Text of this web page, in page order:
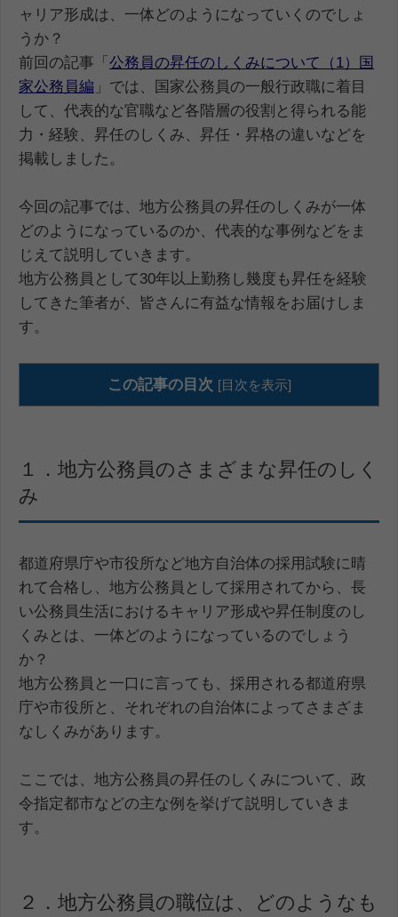
ャリア形成は、一体どのようになっていくのでしょ
うか？
前回の記事「 公務員の昇任のしくみについて（1）国
家公務員編 」では、国家公務員の一般行政職に着目
して、代表的な官職など各階層の役割と得られる能
力・経験、昇任のしくみ、昇任・昇格の違いなどを
掲載しました。
今回の記事では、地方公務員の昇任のしくみが一体
どのようになっているのか、代表的な事例などをま
じえて説明していきます。
地方公務員として30年以上勤務し幾度も昇任を経験
してきた筆者が、皆さんに有益な情報をお届けしま
す。
この記事の目次 [目次を表示]
１．地方公務員のさまざまな昇任のしく
み
都道府県庁や市役所など地方自治体の採用試験に晴
れて合格し、地方公務員として採用されてから、長
い公務員生活におけるキャリア形成や昇任制度のし
くみとは、一体どのようになっているのでしょう
か？
地方公務員と一口に言っても、採用される都道府県
庁や市役所と、それぞれの自治体によってさまざま
なしくみがあります。
ここでは、地方公務員の昇任のしくみについて、政
令指定都市などの主な例を挙げて説明していきま
す。
２．地方公務員の職位は、どのようなも